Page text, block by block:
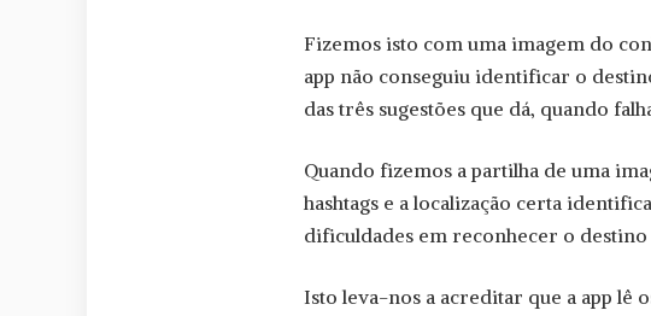
Fizemos isto com uma imagem do
app não conseguiu identificar o
das três sugestões que dá, quando
Quando fizemos a partilha de uma
hashtags e a localização certa
dificuldades em reconhecer o
Isto leva-nos a acreditar que a app lê